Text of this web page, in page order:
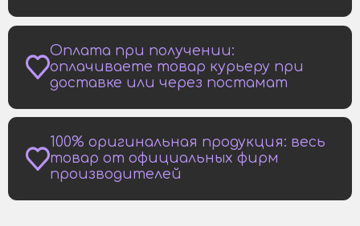
Оплата при получении:
оплачиваете товар курьеру при
доставке или через постамат
100% оригинальная продукция: весь
товар от официальных фирм
производителей